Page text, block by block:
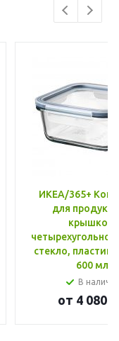
ИКЕА/365+
для
крышкой,
стекло, пластик
600 мл
В
от 4 080 ₸